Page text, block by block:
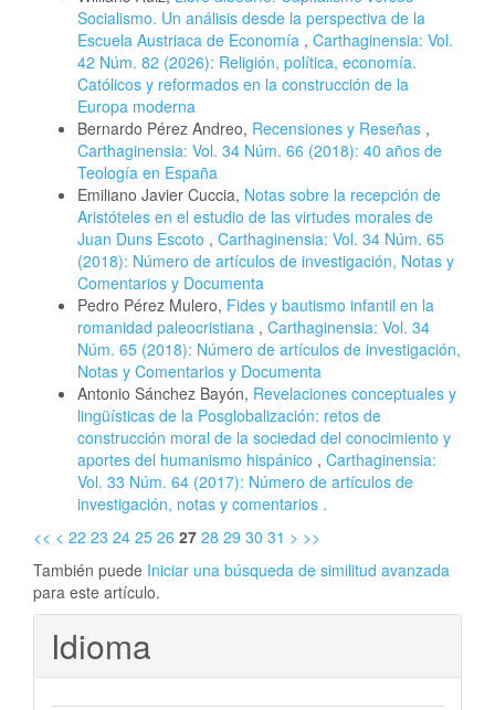
Socialismo. Un análisis desde la perspectiva de la
Escuela Austriaca de Economía , Carthaginensia: Vol.
42 Núm. 82 (2026): Religión, política, economía.
Católicos y reformados en la construcción de la
Europa moderna
Bernardo Pérez Andreo, Recensiones y Reseñas ,
Carthaginensia: Vol. 34 Núm. 66 (2018): 40 años de
Teología en España
Emiliano Javier Cuccia, Notas sobre la recepción de
Aristóteles en el estudio de las virtudes morales de
Juan Duns Escoto , Carthaginensia: Vol. 34 Núm. 65
(2018): Número de artículos de investigación, Notas y
Comentarios y Documenta
Pedro Pérez Mulero, Fides y bautismo infantil en la
romanidad paleocristiana , Carthaginensia: Vol. 34
Núm. 65 (2018): Número de artículos de investigación,
Notas y Comentarios y Documenta
Antonio Sánchez Bayón, Revelaciones conceptuales y
lingüísticas de la Posglobalización: retos de
construcción moral de la sociedad del conocimiento y
aportes del humanismo hispánico , Carthaginensia:
Vol. 33 Núm. 64 (2017): Número de artículos de
investigación, notas y comentarios .
<< < 22 23 24 25 26 27 28 29 30 31 > >>
También puede Iniciar una búsqueda de similitud avanzada
para este artículo.
Idioma